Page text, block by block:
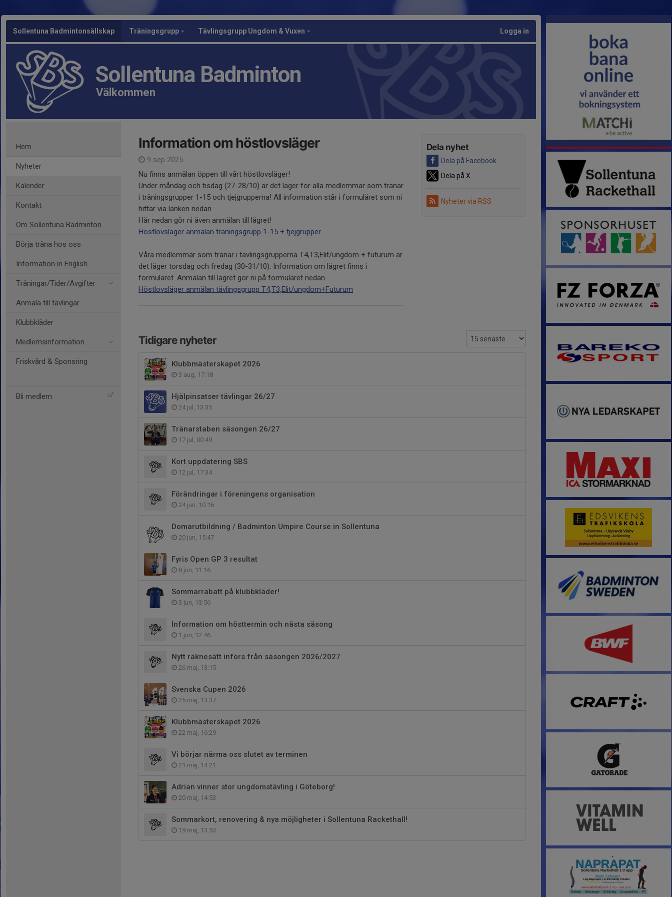
Sollentuna Badmintonsällskap Träningsgrupp Tävlingsgrupp Ungdom & Vuxen Logga in
Sollentuna Badminton
Välkommen
Hem
Nyheter
Kalender
Kontakt
Om Sollentuna Badminton
Börja träna hos oss
Information in English
Träningar/Tider/Avgifter
Anmäla till tävlingar
Klubbkläder
Medlemsinformation
Friskvård & Sponsring
Bli medlem
Dela nyhet
Dela på Facebook
Dela på X
Nyheter via RSS
Information om höstlovsläger
9 sep 2025
Nu finns anmälan öppen till vårt höstlovsläger!
Under måndag och tisdag (27-28/10) är det läger för alla medlemmar som tränar
i träningsgrupper 1-15 och tjejgrupperna! All information står i formuläret som ni
hittar via länken nedan.
Här nedan gör ni även anmälan till lägret!
Höstlovsläger anmälan träningsgrupp 1-15 + tjejgrupper
Våra medlemmar som tränar i tävlingsgrupperna T4,T3,Elit/ungdom + futurum är
det läger torsdag och fredag (30-31/10). Information om lägret finns i
formuläret. Anmälan till lägret gör ni på formuläret nedan.
Höstlovsläger anmälan tävlingsgrupp T4,T3,Elit/ungdom+Futurum
Tidigare nyheter
Klubbmästerskapet 2026
3 aug, 17:18
Hjälpinsatser tävlingar 26/27
24 jul, 13:35
Tränarstaben säsongen 26/27
17 jul, 00:49
Kort uppdatering SBS
12 jul, 17:34
Förändringar i föreningens organisation
24 jun, 10:16
Domarutbildning / Badminton Umpire Course in Sollentuna
20 jun, 15:47
Fyris Open GP 3 resultat
8 jun, 11:16
Sommarrabatt på klubbkläder!
3 jun, 13:56
Information om hösttermin och nästa säsong
1 jun, 12:46
Nytt räknesätt införs från säsongen 2026/2027
26 maj, 13:15
Svenska Cupen 2026
25 maj, 13:37
Klubbmästerskapet 2026
22 maj, 16:29
Vi börjar närma oss slutet av terminen
21 maj, 14:21
Adrian vinner stor ungdomstävling i Göteborg!
20 maj, 14:53
Sommarkort, renovering & nya möjligheter i Sollentuna Rackethall!
19 maj, 13:53